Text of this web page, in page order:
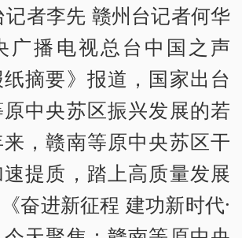
者李先 赣州台记者何华
广播电视总台中国之声
纸摘要》报道，国家出台
中央苏区振兴发展的若
，赣南等原中央苏区干
提质，踏上高质量发展
奋进新征程 建功新时代·